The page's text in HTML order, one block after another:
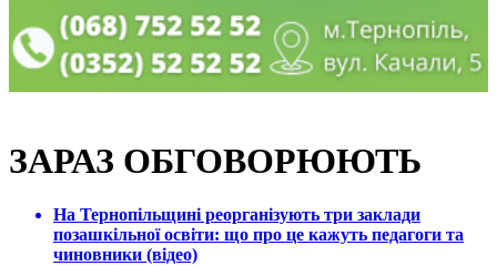
ЗАРАЗ ОБГОВОРЮЮТЬ
На Тернопільщині реорганізують три заклади
позашкільної освіти: що про це кажуть педагоги та
чиновники (відео)